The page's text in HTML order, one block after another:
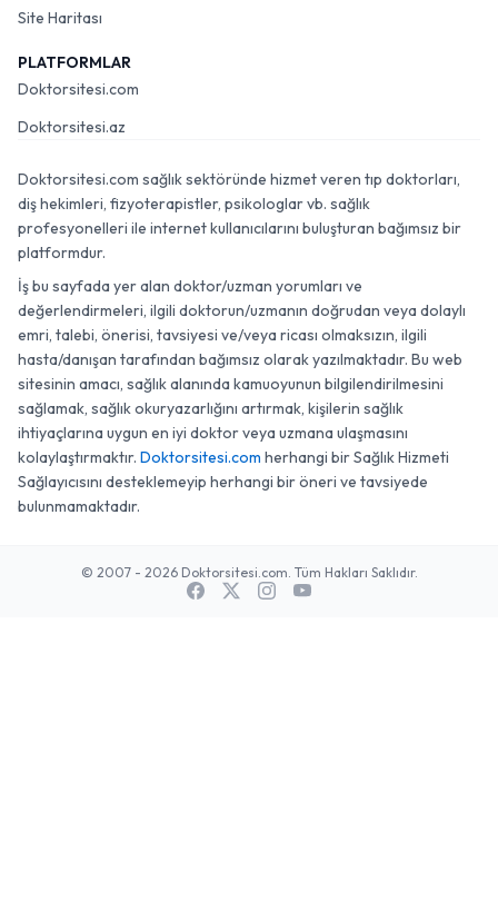
Site Haritası
PLATFORMLAR
Doktorsitesi.com
Doktorsitesi.az
Doktorsitesi.com sağlık sektöründe hizmet veren tıp doktorları,
diş hekimleri, fizyoterapistler, psikologlar vb. sağlık
profesyonelleri ile internet kullanıcılarını buluşturan bağımsız bir
platformdur.
İş bu sayfada yer alan doktor/uzman yorumları ve
değerlendirmeleri, ilgili doktorun/uzmanın doğrudan veya dolaylı
emri, talebi, önerisi, tavsiyesi ve/veya ricası olmaksızın, ilgili
hasta/danışan tarafından bağımsız olarak yazılmaktadır. Bu web
sitesinin amacı, sağlık alanında kamuoyunun bilgilendirilmesini
sağlamak, sağlık okuryazarlığını artırmak, kişilerin sağlık
ihtiyaçlarına uygun en iyi doktor veya uzmana ulaşmasını
kolaylaştırmaktır. Doktorsitesi.com herhangi bir Sağlık Hizmeti
Sağlayıcısını desteklemeyip herhangi bir öneri ve tavsiyede
bulunmamaktadır.
© 2007 - 2026 Doktorsitesi.com. Tüm Hakları Saklıdır.